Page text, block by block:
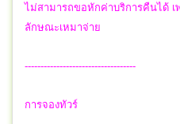
ไม่สามารถขอหักค่าบริการคืนได้ เ
ลักษณะเหมาจ่าย
-----------------------------------
การจองทัวร์